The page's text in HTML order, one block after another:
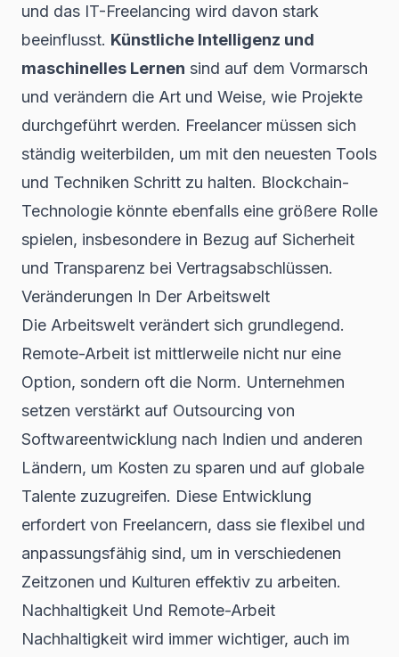
und das IT-Freelancing wird davon stark
beeinflusst. Künstliche Intelligenz und
maschinelles Lernen sind auf dem Vormarsch
und verändern die Art und Weise, wie Projekte
durchgeführt werden. Freelancer müssen sich
ständig weiterbilden, um mit den neuesten Tools
und Techniken Schritt zu halten. Blockchain-
Technologie könnte ebenfalls eine größere Rolle
spielen, insbesondere in Bezug auf Sicherheit
und Transparenz bei Vertragsabschlüssen.
Veränderungen In Der Arbeitswelt
Die Arbeitswelt verändert sich grundlegend.
Remote-Arbeit ist mittlerweile nicht nur eine
Option, sondern oft die Norm. Unternehmen
setzen verstärkt auf Outsourcing von
Softwareentwicklung nach Indien und anderen
Ländern, um Kosten zu sparen und auf globale
Talente zuzugreifen. Diese Entwicklung
erfordert von Freelancern, dass sie flexibel und
anpassungsfähig sind, um in verschiedenen
Zeitzonen und Kulturen effektiv zu arbeiten.
Nachhaltigkeit Und Remote-Arbeit
Nachhaltigkeit wird immer wichtiger, auch im